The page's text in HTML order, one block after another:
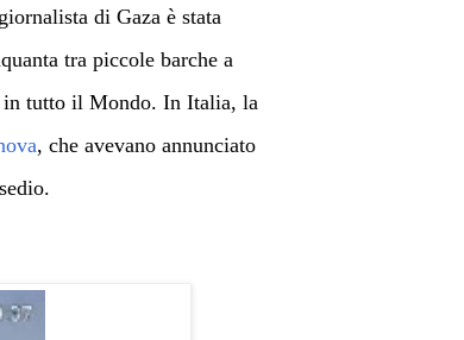
di Gaza è stata
tra piccole barche a
in tutto il Mondo. In Italia, la
, che avevano annunciato